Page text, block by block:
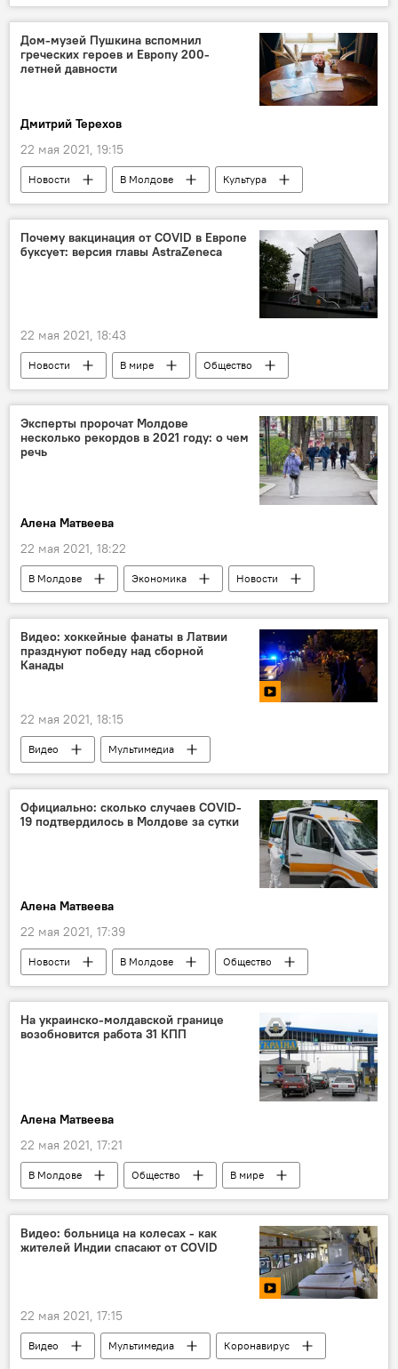
Россия
Дом-музей Пушкина вспомнил
греческих героев и Европу 200-
летней давности
Дмитрий Терехов
22 мая 2021, 19:15
Новости В Молдове
Культура
Общество
Новости Кишинева
Почему вакцинация от COVID в Европе
буксует: версия главы AstraZeneca
22 мая 2021, 18:43
Новости В мире
Общество
Коронавирус
Эксперты пророчат Молдове
несколько рекордов в 2021 году: о чем
речь
Алена Матвеева
22 мая 2021, 18:22
В Молдове Экономика Новости
Видео: хоккейные фанаты в Латвии
празднуют победу над сборной
Канады
22 мая 2021, 18:15
Видео Мультимедиа
Официально: сколько случаев COVID-
19 подтвердилось в Молдове за сутки
Алена Матвеева
22 мая 2021, 17:39
Новости В Молдове
Общество
Коронавирус
На украинско-молдавской границе
возобновится работа 31 КПП
Алена Матвеева
22 мая 2021, 17:21
В Молдове Общество
В мире
Общество
Новости
Видео: больница на колесах - как
жителей Индии спасают от COVID
22 мая 2021, 17:15
Видео Мультимедиа Коронавирус